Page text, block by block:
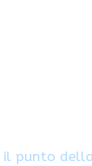
il punto